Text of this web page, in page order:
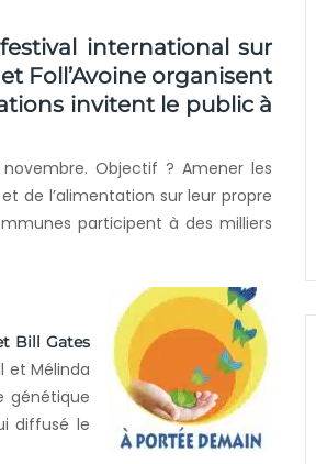
international sur
Foll’Avoine organisent
invitent le public à
Objectif ? Amener les
de l’alimentation sur leur propre
participent à des milliers
Bill Gates
et Mélinda
génétique
diffusé le